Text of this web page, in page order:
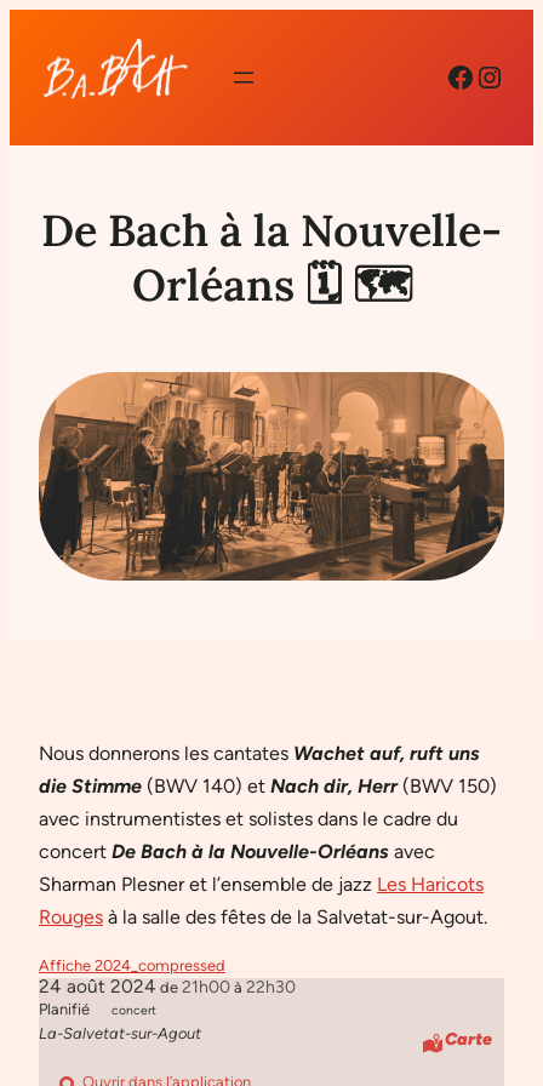
De Bach à la Nouvelle-
Orléans 🗓 🗺
Nous donnerons les cantates Wachet auf, ruft uns
die Stimme (BWV 140) et Nach dir, Herr (BWV 150)
avec instrumentistes et solistes dans le cadre du
concert De Bach à la Nouvelle-Orléans avec
Sharman Plesner et l’ensemble de jazz Les Haricots
Rouges à la salle des fêtes de la Salvetat-sur-Agout.
Affiche 2024_compressed
24 août 2024 de 21h00 à 22h30
Planifié concert
La-Salvetat-sur-Agout Carte
Ouvrir dans l’application